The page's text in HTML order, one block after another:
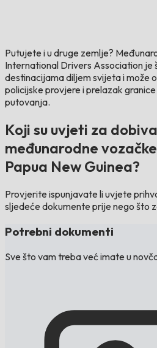
Putujete i u druge zemlje?
International Drivers Association je
destinacijama diljem svijeta i može
policijske provjere i prelazak
putovanja.
Koji su uvjeti za
međunarodne
Papua New Guinea?
Provjerite ispunjavate li uvjete
sljedeće dokumente prije nego što
Potrebni dokumenti
Sve što vam treba već imate u